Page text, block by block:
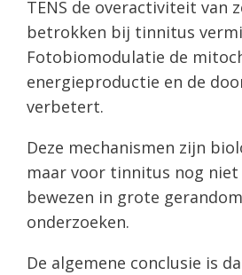
TENS de overactiviteit van
betrokken bij tinnitus
Fotobiomodulatie de
energieproductie en de
verbetert.
Deze mechanismen zijn
maar voor tinnitus nog
bewezen in grote
onderzoeken.
De algemene conclusie is